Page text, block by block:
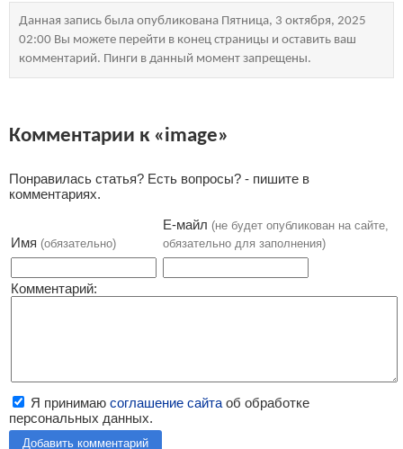
Данная запись была опубликована Пятница, 3 октября, 2025
02:00 Вы можете перейти в конец страницы и оставить ваш
комментарий. Пинги в данный момент запрещены.
Комментарии к «image»
Понравилась статья? Есть вопросы? - пишите в
комментариях.
Имя (обязательно)
Е-майл (не будет опубликован на сайте,
обязательно для заполнения)
Комментарий:
Я принимаю соглашение сайта об обработке
персональных данных.
Добавить комментарий